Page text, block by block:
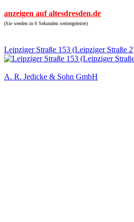
anzeigen auf altesdresden.de
(Sie werden in 6 Sekunden weitergeleitet)
Leipziger Straße 153 (Leipziger Straße
A. R. Jedicke & Sohn GmbH